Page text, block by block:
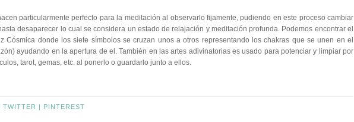
particularmente perfecto para la meditación al observarlo fijamente, pudiendo en este proceso cambiar
desaparecer lo cual se considera un estado de relajación y meditación profunda. Podemos encontrar el
Cósmica donde los siete símbolos se cruzan unos a otros representando los chakras que se unen en el
ayudando en la apertura de el. También en las artes adivinatorias es usado para potenciar y limpiar por
tarot, gemas, etc. al ponerlo o guardarlo junto a ellos.
TWITTER | PINTEREST